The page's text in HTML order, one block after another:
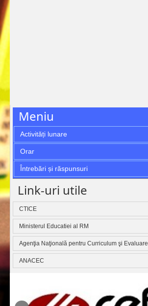
Meniu
Activități lunare
Orar
Întrebări și răspunsuri
Link-uri utile
CTICE
Ministerul Educatiei al RM
Agenţia Naţională pentru Curriculum şi Evaluare
ANACEC